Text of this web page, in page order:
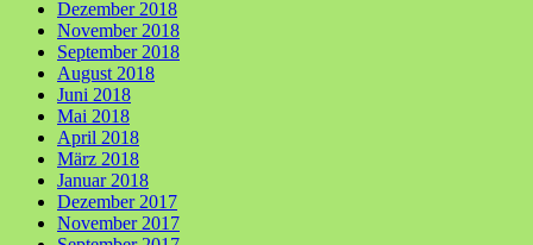
Dezember 2018
November 2018
September 2018
August 2018
Juni 2018
Mai 2018
April 2018
März 2018
Januar 2018
Dezember 2017
November 2017